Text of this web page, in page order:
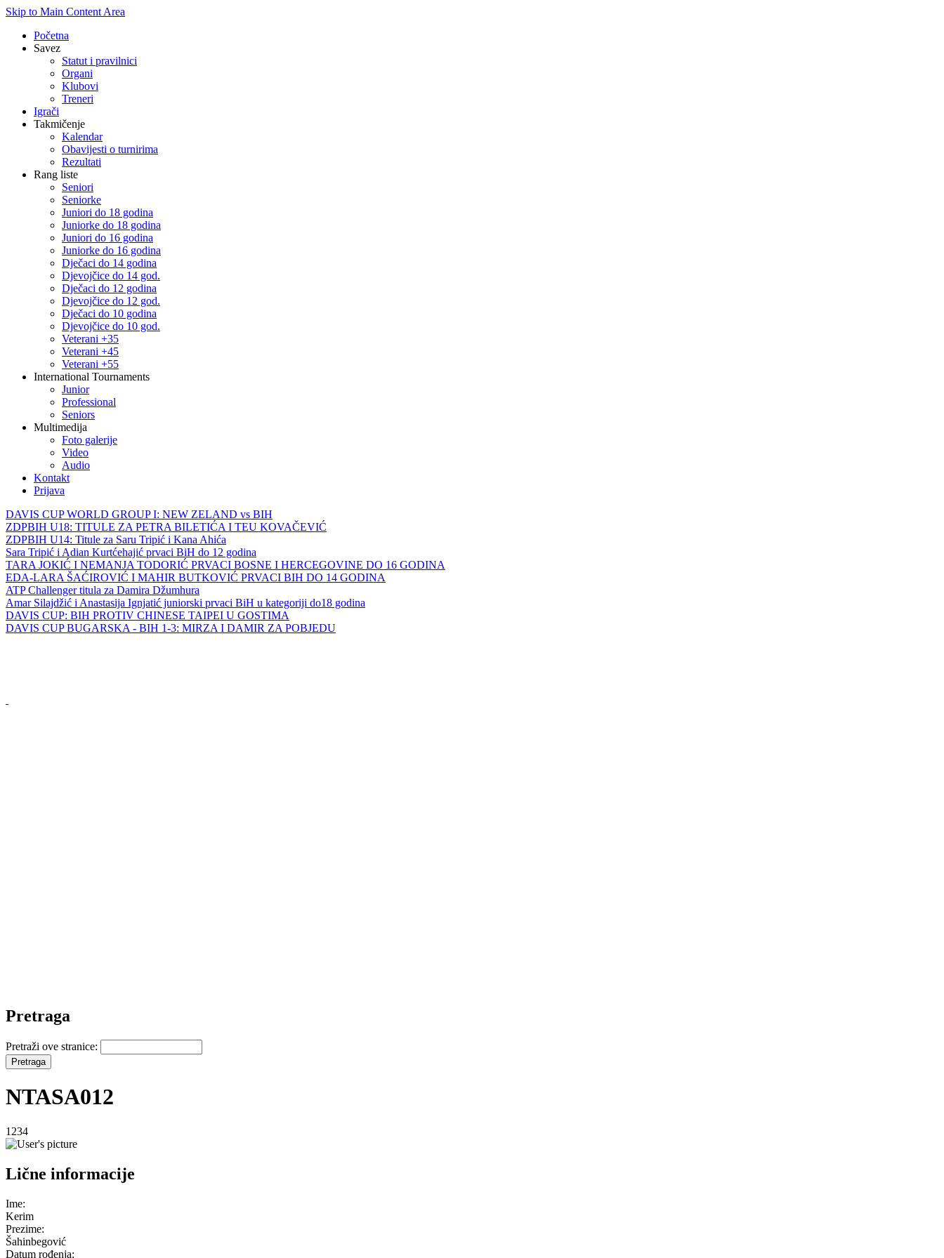
Skip to Main Content Area
Početna
Savez
Statut i pravilnici
Organi
Klubovi
Treneri
Igrači
Takmičenje
Kalendar
Obavijesti o turnirima
Rezultati
Rang liste
Seniori
Seniorke
Juniori do 18 godina
Juniorke do 18 godina
Juniori do 16 godina
Juniorke do 16 godina
Dječaci do 14 godina
Djevojčice do 14 god.
Dječaci do 12 godina
Djevojčice do 12 god.
Dječaci do 10 godina
Djevojčice do 10 god.
Veterani +35
Veterani +45
Veterani +55
International Tournaments
Junior
Professional
Seniors
Multimedija
Foto galerije
Video
Audio
Kontakt
Prijava
DAVIS CUP WORLD GROUP I: NEW ZELAND vs BIH
ZDPBIH U18: TITULE ZA PETRA BILETIĆA I TEU KOVAČEVIĆ
ZDPBIH U14: Titule za Saru Tripić i Kana Ahića
Sara Tripić i Adian Kurtćehajić prvaci BiH do 12 godina
TARA JOKIĆ I NEMANJA TODORIĆ PRVACI BOSNE I HERCEGOVINE DO 16 GODINA
EDA-LARA ŠAĆIROVIĆ I MAHIR BUTKOVIĆ PRVACI BIH DO 14 GODINA
ATP Challenger titula za Damira Džumhura
Amar Silajdžić i Anastasija Ignjatić juniorski prvaci BiH u kategoriji do18 godina
DAVIS CUP: BIH PROTIV CHINESE TAIPEI U GOSTIMA
DAVIS CUP BUGARSKA - BIH 1-3: MIRZA I DAMIR ZA POBJEDU
Pretraga
Pretraži ove stranice:
NTASA012
1234
Lične informacije
Ime:
Kerim
Prezime:
Šahinbegović
Datum rođenja: